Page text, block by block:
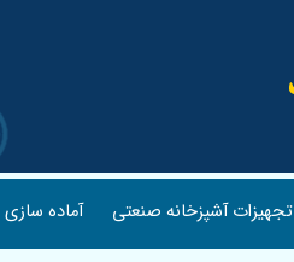
تجهیزات آشپزخانه صنعتی آماده